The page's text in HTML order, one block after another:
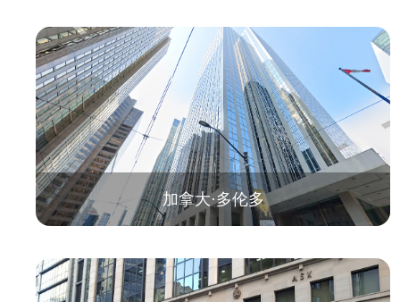
加拿大·多伦多